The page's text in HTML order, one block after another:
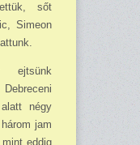
sőt
Simeon
ejt­sünk
négy
jam
eddig